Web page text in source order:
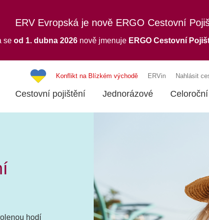
ERV Evropská je nově ERGO Cestovní
se od 1. dubna 2026 nově jmenuje ERGO Cestovní
Konflikt na Blízkém východě ERVin Nahlásit
Cestovní pojištění Jednorázové Celoroční
hodí